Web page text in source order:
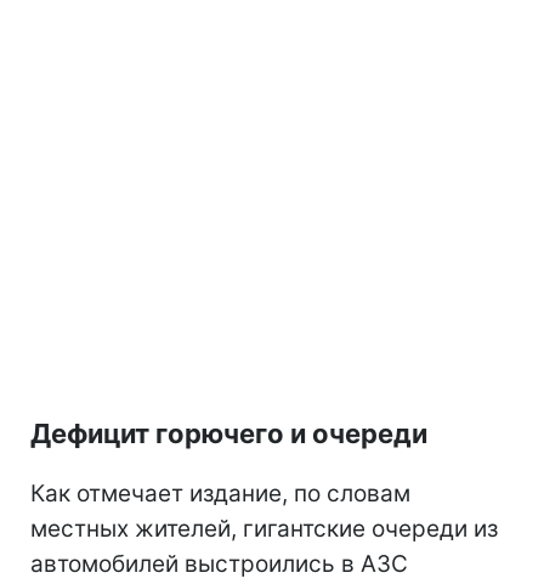
Дефицит горючего и очереди
Как отмечает издание, по словам
местных жителей, гигантские очереди из
автомобилей выстроились в АЗС